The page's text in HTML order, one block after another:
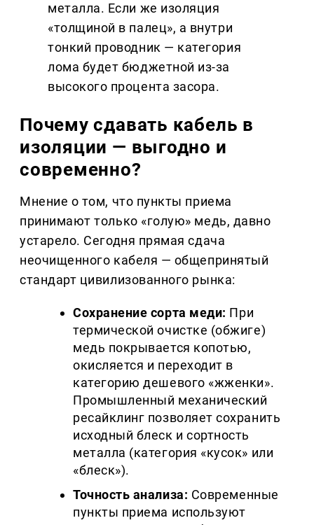
металла. Если же изоляция
«толщиной в палец», а внутри
тонкий проводник — категория
лома будет бюджетной из-за
высокого процента засора.
Почему сдавать кабель в
изоляции — выгодно и
современно?
Мнение о том, что пункты приема
принимают только «голую» медь, давно
устарело. Сегодня прямая сдача
неочищенного кабеля — общепринятый
стандарт цивилизованного рынка:
Сохранение сорта меди: При
термической очистке (обжиге)
медь покрывается копотью,
окисляется и переходит в
категорию дешевого «жженки».
Промышленный механический
ресайклинг позволяет сохранить
исходный блеск и сортность
металла (категория «кусок» или
«блеск»).
Точность анализа: Современные
пункты приема используют